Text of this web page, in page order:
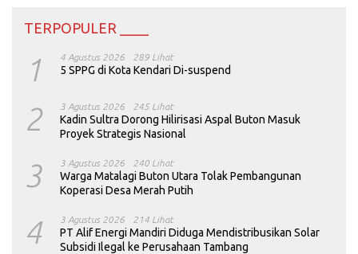
TERPOPULER ____
1 4 Agustus 2026 289 Lihat
5 SPPG di Kota Kendari Di-suspend
2 3 Agustus 2026 245 Lihat
Kadin Sultra Dorong Hilirisasi Aspal Buton Masuk
Proyek Strategis Nasional
3 3 Agustus 2026 240 Lihat
Warga Matalagi Buton Utara Tolak Pembangunan
Koperasi Desa Merah Putih
4 3 Agustus 2026 214 Lihat
PT Alif Energi Mandiri Diduga Mendistribusikan Solar
Subsidi Ilegal ke Perusahaan Tambang